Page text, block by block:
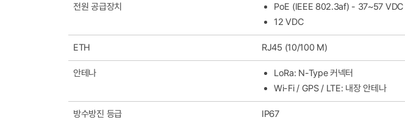
전원 공급장치
PoE (IEEE 802.3af) - 37~57 VDC
12 VDC
ETH RJ45 (10/100 M)
안테나
LoRa: N-Type 커넥터
Wi-Fi / GPS / LTE: 내장 안테나
방수방진 등급 IP67